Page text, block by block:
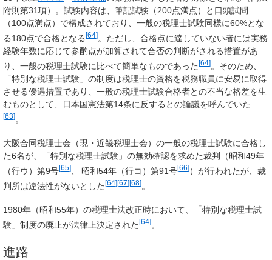
附則第31項）。試験内容は、筆記試験（200点満点）と口頭試問
（100点満点）で構成されており、一般の税理士試験同様に60%とな
る180点で合格となる [64] 。ただし、合格点に達していない者には実務
経験年数に応じて参酌点が加算されて合否の判断がされる措置があ
り、一般の税理士試験に比べて簡単なものであった[64]。そのため、
「特別な税理士試験 」の制度は税理士の資格を税務職員に安易に取得
させる優遇措置であり、一般の税理士試験合格者との不当な格差を生
むものとして、日本国憲法第14条に反するとの論議を呼んでいた
[63]。
大阪合同税理士会（現・近畿税理士会）の一般の税理士試験に合格し
た6名が、「特別な税理士試験 」の無効確認を求めた裁判（昭和49年
（行ウ）第9号[65] 、 昭和54年（行コ）第91号[66]）が行われたが、裁
判所は違法性がないとした[64][67][68]。
1980年（昭和55年）の税理士法改正時において、「特別な税理士試
験 」制度の廃止が法律上決定された[64]。
進路